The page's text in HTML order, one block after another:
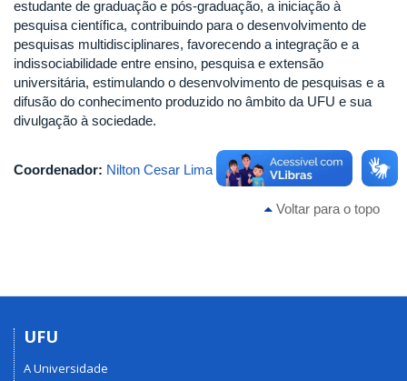
estudante de graduação e pós-graduação, a iniciação à
pesquisa científica, contribuindo para o desenvolvimento de
pesquisas multidisciplinares, favorecendo a integração e a
indissociabilidade entre ensino, pesquisa e extensão
universitária, estimulando o desenvolvimento de pesquisas e a
difusão do conhecimento produzido no âmbito da UFU e sua
divulgação à sociedade.
Coordenador: Nilton Cesar Lima
Voltar para o topo
UFU
A Universidade